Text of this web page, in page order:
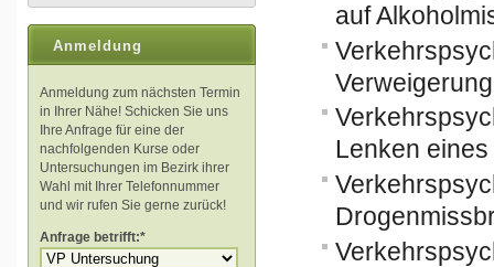
Anmeldung
Anmeldung zum nächsten Termin
in Ihrer Nähe! Schicken Sie uns
Ihre Anfrage für eine der
nachfolgenden Kurse oder
Untersuchungen im Bezirk ihrer
Wahl mit Ihrer Telefonnummer
und wir rufen Sie gerne zurück!
Anfrage betrifft:*
auf
Lenken